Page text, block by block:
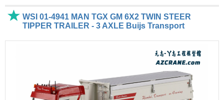
WSI 01-4941 MAN TGX GM 6X2 TWIN STEER
TIPPER TRAILER - 3 AXLE Buijs Transport